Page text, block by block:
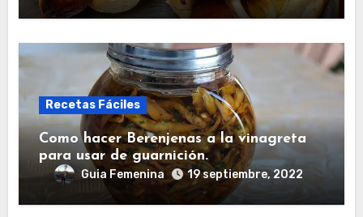
Recetas Fáciles
Como hacer Berenjenas a la vinagreta
para usar de guarnición.
Guia Femenina 19 septiembre, 2022